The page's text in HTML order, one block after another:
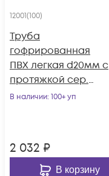
12001(100)
Труба
гофрированная
ПВХ легкая d20мм с
протяжкой сер.
(уп.100м) Ruvinil
В наличии: 100+ уп
2 032 ₽
В корзину